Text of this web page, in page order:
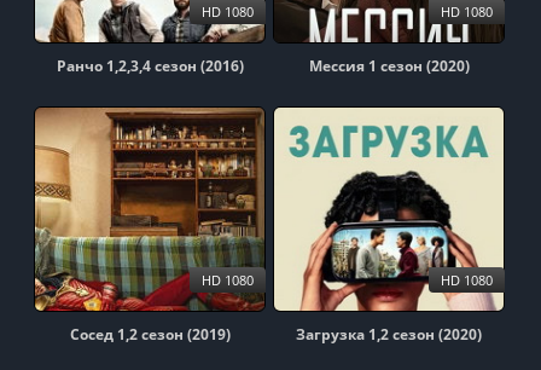
Ранчо 1,2,3,4 сезон (2016)
HD 1080
Мессия 1 сезон (2020)
HD 1080
Сосед 1,2 сезон (2019)
HD 1080
Загрузка 1,2 сезон (2020)
HD 1080